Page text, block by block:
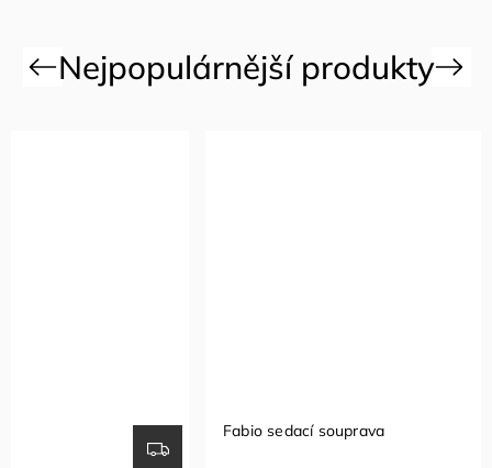
Previous
Fabio sedací souprava
Next